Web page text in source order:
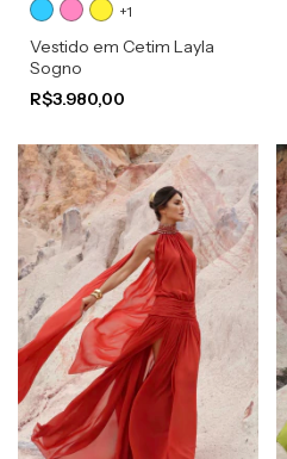
+1
Vestido em Cetim Layla
Sogno
R$3.980,00